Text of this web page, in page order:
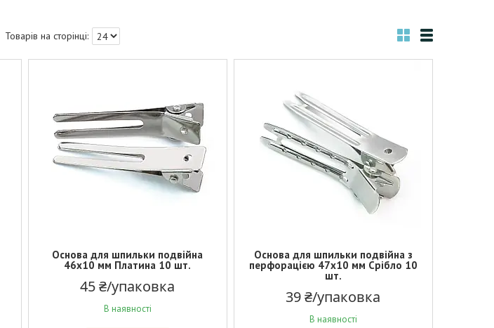
Основа для шпильки подвійна
46х10 мм Платина 10 шт.
45 ₴/упаковка
В наявності
Основа для шпильки подвійна з
перфорацією 47х10 мм Срібло 10
шт.
39 ₴/упаковка
В наявності